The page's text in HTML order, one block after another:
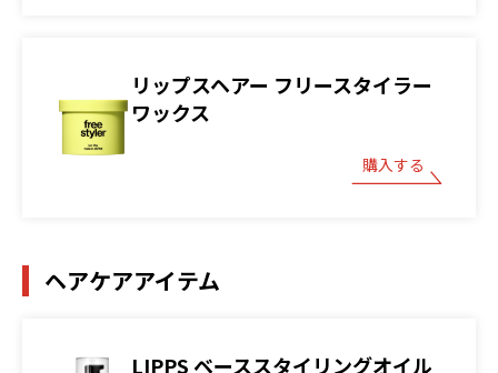
リップスヘアー フリースタイラー
ワックス
購入する
ヘアケアアイテム
LIPPS ベーススタイリングオイル